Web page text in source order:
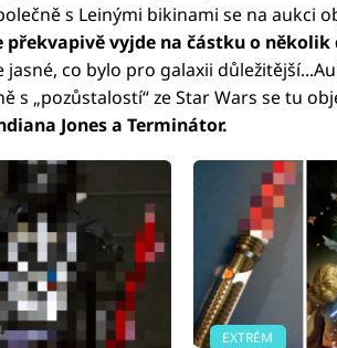
s Leinými bikinami se na aukci
překvapivě vyjde na částku o
jasné, co bylo pro galaxii
s „pozůstalostí“ ze Star Wars se tu
Jones a Terminátor.
EXTRÉM